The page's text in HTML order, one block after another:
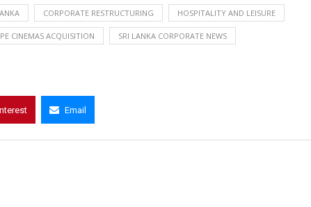
CORPORATE RESTRUCTURING HOSPITALITY AND LEISURE
CINEMAS ACQUISITION SRI LANKA CORPORATE NEWS
Email